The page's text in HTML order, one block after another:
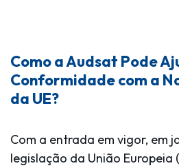
Como a Audsat Pode
Conformidade com a
da UE?
Com a entrada em vigor, em
legislação da União Europeia